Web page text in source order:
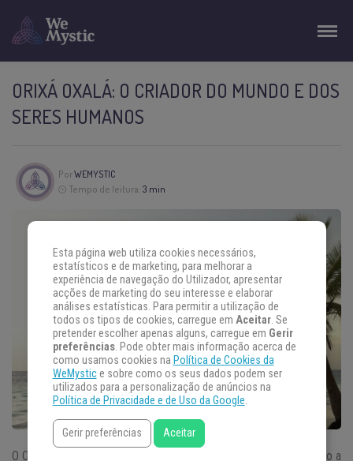
ORIXÁ OXALÁ: O CRIADOR DO MUNDO E DOS
SERES HUMANOS
PorWEMYSTIC
Tempo de leitura: 3 min
O Orixá Oxalá detém o poder genitor masculino. Ele foi designado a
Esta página web utiliza cookies necessários,
estatísticos e de marketing, para melhorar a
experiência de navegação do Utilizador, apresentar
acções de marketing do seu interesse e elaborar
análises estatísticas. Para permitir a utilização de
todos os tipos de cookies, carregue em Aceitar. Se
pretender escolher apenas alguns, carregue em Gerir
preferências. Pode obter mais informação acerca de
como usamos cookies na Política de Cookies da
WeMystice sobre como os seus dados podem ser
utilizados para a personalização de anúncios na
Política de Privacidade e de Uso da Google.
Gerir preferências Aceitar